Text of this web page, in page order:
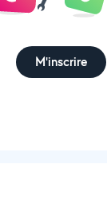
M'inscrire